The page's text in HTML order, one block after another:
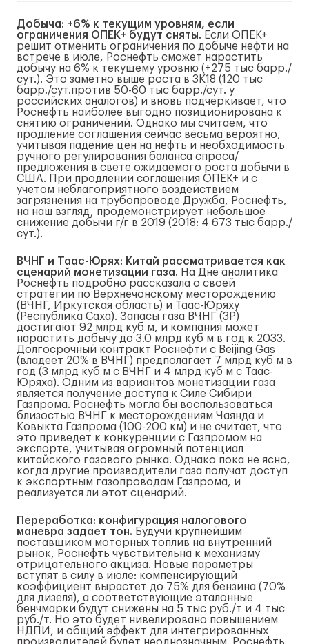
Добыча: +6% к текущим уровням, если
ограничения ОПЕК+ будут сняты. Если ОПЕК+
решит отменить ограничения по добыче нефти на
встрече в июле, Роснефть сможет нарастить
добычу на 6% к текущему уровню (+275 тыс барр./
сут.). Это заметно выше роста в 3К18 (120 тыс
барр./сут.против 50-60 тыс барр./сут. у
российских аналогов) и вновь подчеркивает, что
Роснефть наиболее выгодно позиционирована к
снятию ограничений. Однако мы считаем, что
продление соглашения сейчас весьма вероятно,
учитывая падение цен на нефть и необходимость
ручного регулирования баланса спроса/
предложения в свете ожидаемого роста добычи в
США. При продлении соглашения ОПЕК+ и с
учетом неблагоприятного воздействием
загрязнения на трубопроводе Дружба, Роснефть,
на наш взгляд, продемонстрирует небольшое
снижение добычи г/г в 2019 (2018: 4 673 тыс барр./
сут.).
ВЧНГ и Таас-Юрях: Китай рассматривается как
сценарий монетизации газа. На Дне аналитика
Роснефть подробно рассказала о своей
стратегии по Верхнечонскому месторождению
(ВЧНГ, Иркутская область) и Таас-Юряху
(Республика Саха). Запасы газа ВЧНГ (3P)
достигают 92 млрд куб м, и компания может
нарастить добычу до 3.0 млрд куб м в год к 2033.
Долгосрочный контракт Роснефти с Beijing Gas
(владеет 20% в ВЧНГ) предполагает 7 млрд куб м в
год (3 млрд куб м с ВЧНГ и 4 млрд куб м с Таас-
Юряха). Одним из вариантов монетизации газа
является получение доступа к Силе Сибири
Газпрома. Роснефть могла бы воспользоваться
близостью ВЧНГ к месторождениям Чаянда и
Ковыкта Газпрома (100-200 км) и не считает, что
это приведет к конкуренции с Газпромом на
экспорте, учитывая огромный потенциал
китайского газового рынка. Однако пока не ясно,
когда другие производители газа получат доступ
к экспортным газопроводам Газпрома, и
реализуется ли этот сценарий.
Переработка: конфигурация налогового
маневра задает тон. Будучи крупнейшим
поставщиком моторных топлив на внутренний
рынок, Роснефть чувствительна к механизму
отрицательного акциза. Новые параметры
вступят в силу в июле: компенсирующий
коэффициент вырастет до 75% для бензина (70%
для дизеля), а соответствующие эталонные
бенчмарки будут снижены на 5 тыс руб./т и 4 тыс
руб./т. Но это будет нивелировано повышением
НДПИ, и общий эффект для интегрированных